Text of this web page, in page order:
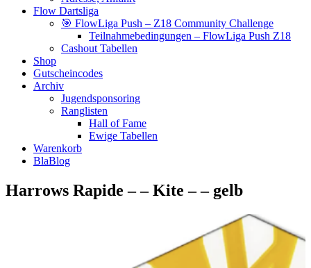
Flow Dartsliga
🎯 FlowLiga Push – Z18 Community Challenge
Teilnahmebedingungen – FlowLiga Push Z18
Cashout Tabellen
Shop
Gutscheincodes
Archiv
Jugendsponsoring
Ranglisten
Hall of Fame
Ewige Tabellen
Warenkorb
BlaBlog
Harrows Rapide – – Kite – – gelb